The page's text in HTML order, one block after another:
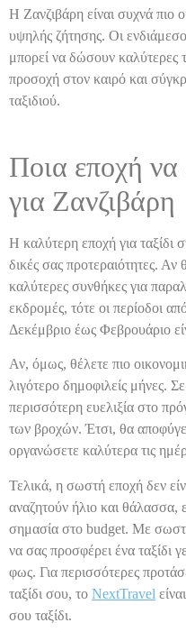
Η Ζανζιβάρη είναι συχνά πιο
υψηλής ζήτησης. Οι
μπορεί να δώσουν καλύτερες
προσοχή στον καιρό και
ταξιδιού.
Ποια εποχή να
για Ζανζιβάρη
Η καλύτερη εποχή για ταξίδι
δικές σας προτεραιότητες. Αν
καλύτερες συνθήκες για
εκδρομές, τότε οι περίοδοι
Δεκέμβριο έως Φεβρουάριο
Αν, όμως, θέλετε πιο
λιγότερο δημοφιλείς μήνες.
περισσότερη ευελιξία στο
των βροχών. Έτσι, θα
οργανώσετε καλύτερα τις
Τελικά, η σωστή εποχή δεν
αναζητούν ήλιο και θάλασσα,
σημασία στο budget. Με
να σας προσφέρει ένα ταξίδι
φως. Για περισσότερες
ταξίδι σου, το NextTravel
σου ταξίδι.